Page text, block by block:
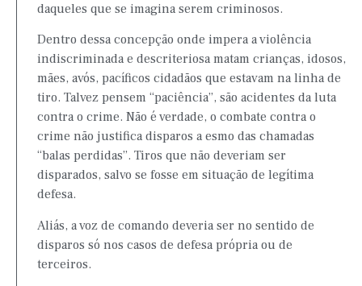
daqueles que se imagina serem criminosos.
Dentro dessa concepção onde impera a violência
indiscriminada e descriteriosa matam crianças, idosos,
mães, avós, pacíficos cidadãos que estavam na linha de
tiro. Talvez pensem “paciência”, são acidentes da luta
contra o crime. Não é verdade, o combate contra o
crime não justifica disparos a esmo das chamadas
“balas perdidas”. Tiros que não deveriam ser
disparados, salvo se fosse em situação de legítima
defesa.
Aliás, a voz de comando deveria ser no sentido de
disparos só nos casos de defesa própria ou de
terceiros.